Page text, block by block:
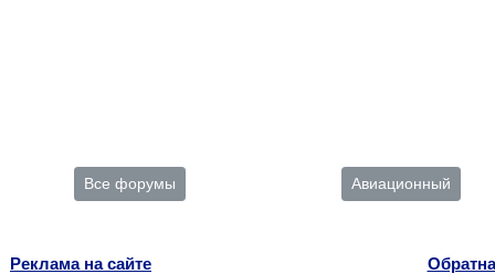
Все форумы Авиационный
Реклама на сайте